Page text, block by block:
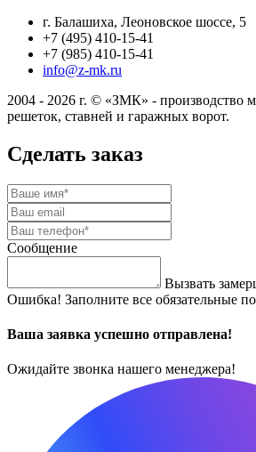
г. Балашиха, Леоновское шоссе, 5
+7 (495) 410-15-41
+7 (985) 410-15-41
info@z-mk.ru
2004 - 2026 г. © «ЗМК» - производство
решеток, ставней и гаражных ворот.
Сделать заказ
Сообщение
Вызвать
Ошибка! Заполните все обязательные
Ваша заявка успешно отправлена!
Ожидайте звонка нашего менеджера!